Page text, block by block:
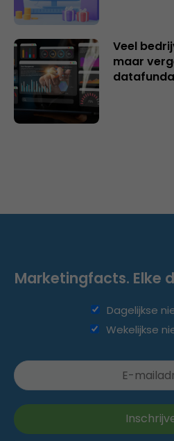
Veel
maar
Marketingfacts. Elke
Dagelijkse
Wekelijkse